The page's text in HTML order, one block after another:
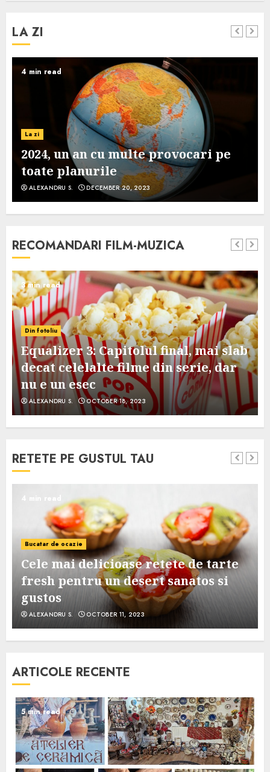
LA ZI
4 min read
La zi
2024, un an cu multe provocari pe
toate planurile
ALEXANDRU S. DECEMBER 20, 2023
RECOMANDARI FILM-MUZICA
3 min read
Din fotoliu
Equalizer 3: Capitolul final, mai slab
decat celelalte filme din serie, dar
nu e un esec
ALEXANDRU S. OCTOBER 18, 2023
RETETE PE GUSTUL TAU
4 min read
Bucatar de ocazie
Cele mai delicioase retete de tarte
fresh pentru un desert sanatos si
gustos
ALEXANDRU S. OCTOBER 11, 2023
ARTICOLE RECENTE
5 min read